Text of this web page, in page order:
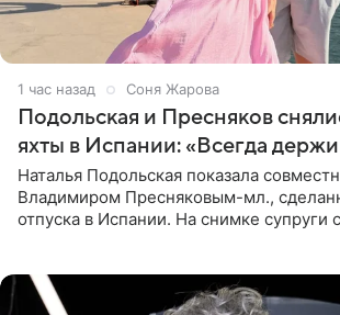
1 час назад Соня Жарова
Подольская и Пресняков
яхты в Испании: «Всегда
Наталья Подольская показала
Владимиром Пресняковым-мл.,
отпуска в Испании. На снимке супруги